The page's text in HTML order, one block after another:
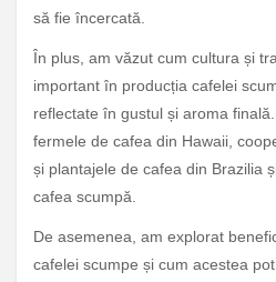
să fie încercată.
În plus, am văzut cum cultura și
important în producția cafelei
reflectate în gustul și aroma
fermele de cafea din Hawaii,
și plantajele de cafea din Brazilia
cafea scumpă.
De asemenea, am explorat
cafelei scumpe și cum acestea